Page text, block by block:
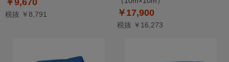
￥9,670
税抜 ￥8,791 ￥17,900
税抜 ￥16,273